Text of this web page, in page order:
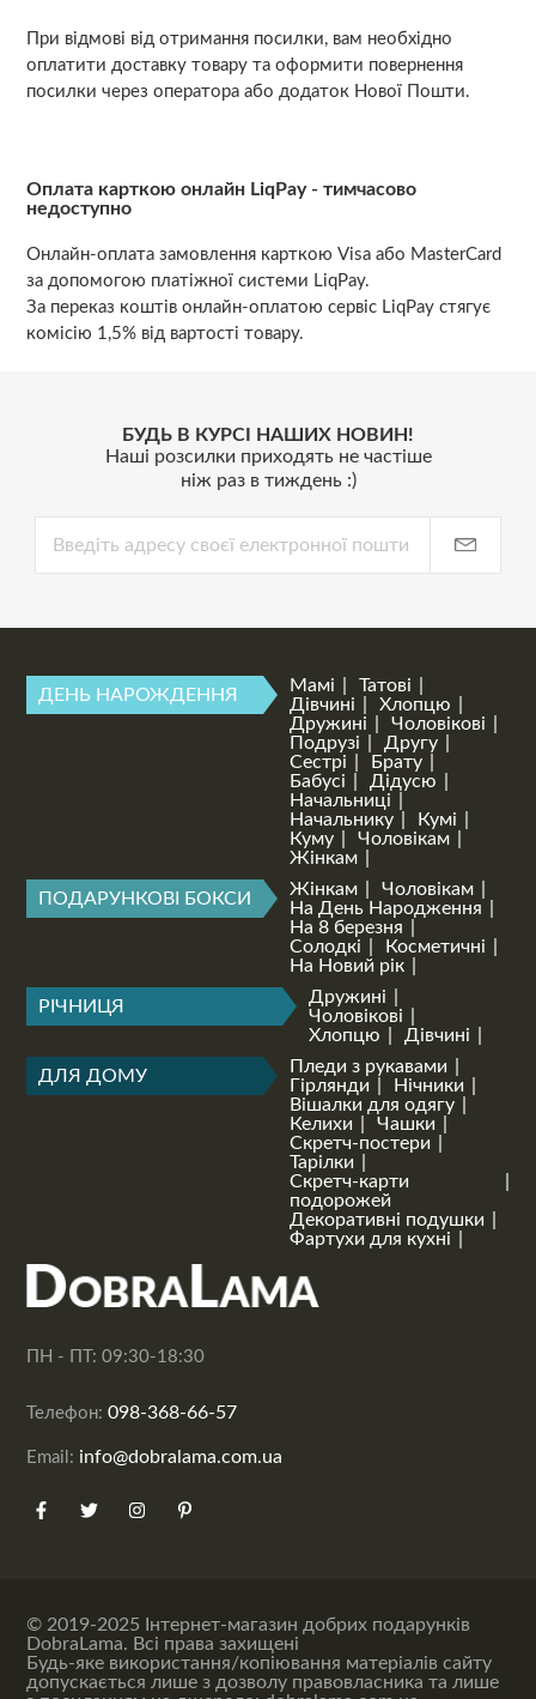
При відмові від отримання посилки, вам необхідно
оплатити доставку товару та оформити повернення
посилки через оператора або додаток Нової Пошти.
Оплата карткою онлайн LiqPay - тимчасово
недоступно
Онлайн-оплата замовлення карткою Visa або MasterCard
за допомогою платіжної системи LiqPay.
За переказ коштів онлайн-оплатою сервіс LiqPay стягує
комісію 1,5% від вартості товару.
БУДЬ В КУРСІ НАШИХ НОВИН!
Наші розсилки приходять не частіше
ніж раз в тиждень :)
ДЕНЬ НАРОЖДЕННЯ Мамі
Татові
Дівчині
Хлопцю
Дружині
Чоловікові
Подрузі
Другу
Сестрі
Брату
Бабусі
Дідусю
Начальниці
Начальнику
Кумі
Куму
Чоловікам
Жінкам
ПОДАРУНКОВІ БОКСИ Жінкам
Чоловікам
На День Народження
На 8 березня
Солодкі
Косметичні
На Новий рік
РІЧНИЦЯ
Дружині
Чоловікові
Хлопцю
Дівчині
ДЛЯ ДОМУ
Пледи з рукавами
Гірлянди
Нічники
Вішалки для одягу
Келихи
Чашки
Скретч-постери
Тарілки
Скретч-карти
подорожей
Декоративні подушки
Фартухи для кухні
ПН - ПТ: 09:30-18:30
Телефон:098-368-66-57
Email: info@dobralama.com.ua
© 2019-2025 Інтернет-магазин добрих подарунків
DobraLama. Всі права захищені
Будь-яке використання/копіювання матеріалів сайту
допускається лише з дозволу правовласника та лише